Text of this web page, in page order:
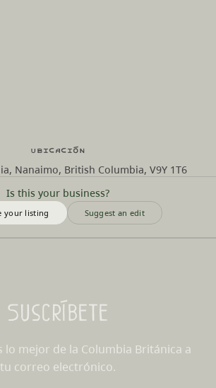
Is this your business?
your listing Suggest an edit
Ubicación
Nanaimo, British Columbia, V9Y 1T6
Suscríbete
lo mejor de la Columbia Británica a
tu correo electrónico.